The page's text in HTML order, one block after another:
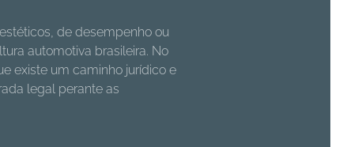
de desempenho ou
automotiva brasileira. No
existe um caminho jurídico e
legal perante as